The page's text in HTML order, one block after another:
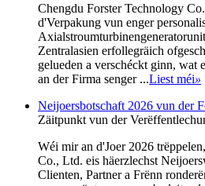
Chengdu Forster Technology
d'Verpakung vun enger
Zentralasien erfollegräich
gelueden a verschéckt ginn, wat
an der Firma senger ...Liest méi»
Neijoersbotschaft 2026 vun der
Zäitpunkt vun der
Wéi mir an d'Joer 2026
Co., Ltd. eis häerzlechst
Clienten, Partner a Frënn